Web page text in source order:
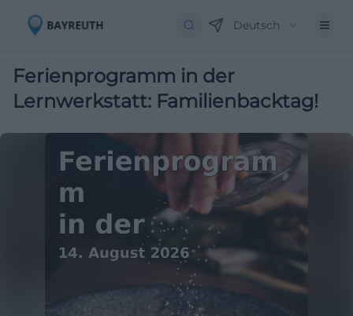
Deutsch
Ferienprogramm in der
Lernwerkstatt: Familienbacktag!